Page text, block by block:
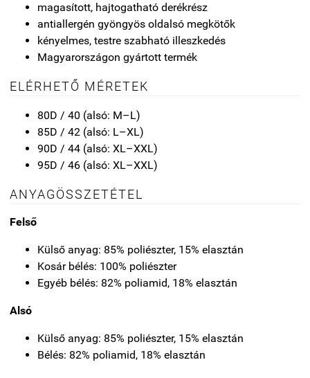
magasított, hajtogatható derékrész
antiallergén gyöngyös oldalsó megkötők
kényelmes, testre szabható illeszkedés
Magyarországon gyártott termék
ELÉRHETŐ MÉRETEK
80D / 40 (alsó: M–L)
85D / 42 (alsó: L–XL)
90D / 44 (alsó: XL–XXL)
95D / 46 (alsó: XL–XXL)
ANYAGÖSSZETÉTEL
Felső
Külső anyag: 85% poliészter, 15% elasztán
Kosár bélés: 100% poliészter
Egyéb bélés: 82% poliamid, 18% elasztán
Alsó
Külső anyag: 85% poliészter, 15% elasztán
Bélés: 82% poliamid, 18% elasztán